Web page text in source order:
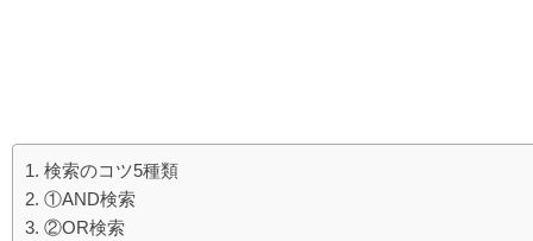
検索のコツ5種類
①AND検索
②OR検索